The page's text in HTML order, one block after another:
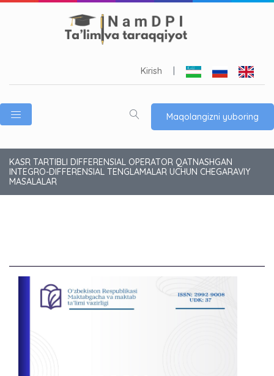
Kirish
Maqolangizni yuboring
KASR TARTIBLI DIFFERENSIAL OPERATOR QATNASHGAN
INTEGRO-DIFFERENSIAL TENGLAMALAR UCHUN CHEGARAVIY
MASALALAR